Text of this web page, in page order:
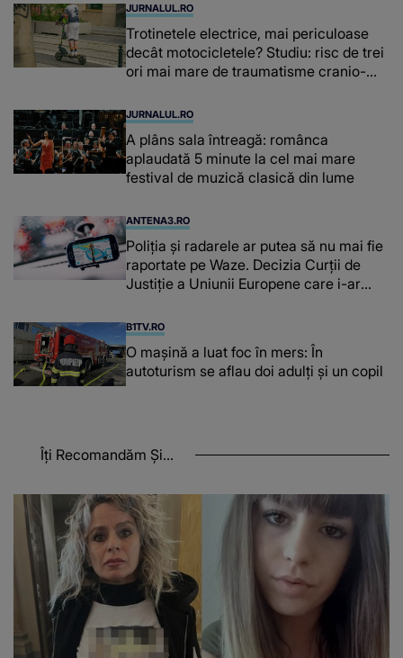
JURNALUL.RO
Trotinetele electrice, mai periculoase
decât motocicletele? Studiu: risc de trei
ori mai mare de traumatisme cranio-
JURNALUL.RO
A plâns sala întreagă: românca
aplaudată 5 minute la cel mai mare
festival de muzică clasică din lume
ANTENA3.RO
Poliţia şi radarele ar putea să nu mai fie
raportate pe Waze. Decizia Curţii de
Justiție a Uniunii Europene care i-ar
B1TV.RO
O maşină a luat foc în mers: În
autoturism se aflau doi adulți și un copil
Îți Recomandăm Și...